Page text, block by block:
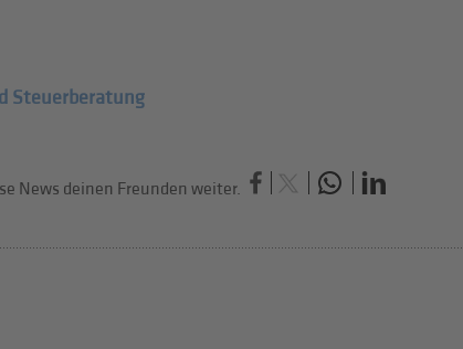
Steuerberatung
News deinen Freunden weiter.